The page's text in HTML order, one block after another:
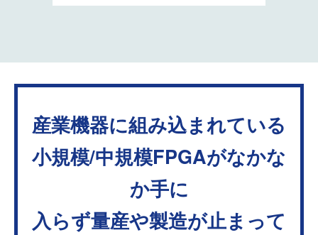
産業機器に組み込まれている
小規模/中規模FPGAがなかな
か手に
入らず量産や製造が止まって